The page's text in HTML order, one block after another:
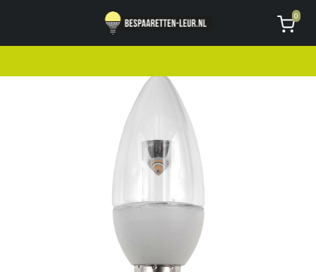
Geen code ontvangen of kwijt?
AVG
0